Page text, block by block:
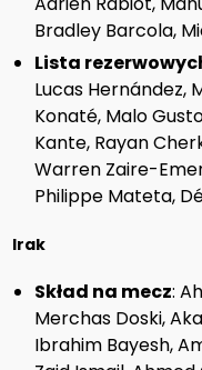
Bradley Barcola,
Lista
Lucas Hernández,
Konaté, Malo
Kante, Rayan
Warren Zaire-
Philippe Mateta,
Irak
Skład na mecz:
Merchas Doski,
Ibrahim Bayesh,